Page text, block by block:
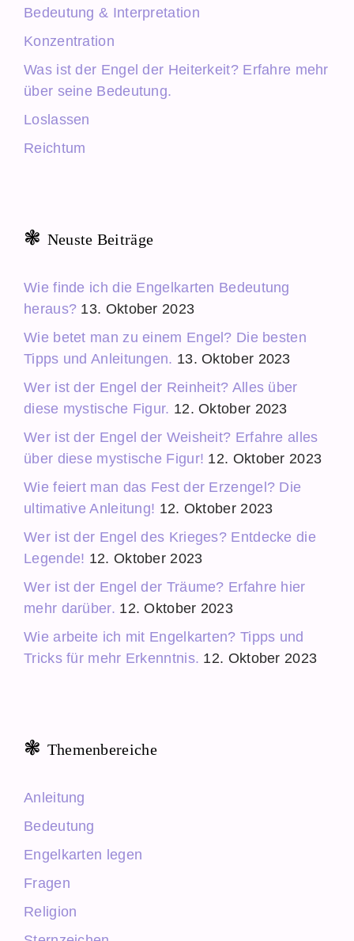
Bedeutung & Interpretation
Konzentration
Was ist der Engel der Heiterkeit? Erfahre mehr
über seine Bedeutung.
Loslassen
Reichtum
Neuste Beiträge
Wie finde ich die Engelkarten Bedeutung
heraus? 13. Oktober 2023
Wie betet man zu einem Engel? Die besten
Tipps und Anleitungen. 13. Oktober 2023
Wer ist der Engel der Reinheit? Alles über
diese mystische Figur. 12. Oktober 2023
Wer ist der Engel der Weisheit? Erfahre alles
über diese mystische Figur! 12. Oktober 2023
Wie feiert man das Fest der Erzengel? Die
ultimative Anleitung! 12. Oktober 2023
Wer ist der Engel des Krieges? Entdecke die
Legende! 12. Oktober 2023
Wer ist der Engel der Träume? Erfahre hier
mehr darüber. 12. Oktober 2023
Wie arbeite ich mit Engelkarten? Tipps und
Tricks für mehr Erkenntnis. 12. Oktober 2023
Themenbereiche
Anleitung
Bedeutung
Engelkarten legen
Fragen
Religion